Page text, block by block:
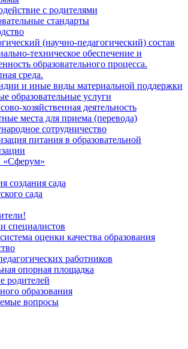
с родителями
стандарты
(научно-педагогический) состав
техническое обеспечение и
образовательного процесса.
среда.
и иные виды материальной поддержки
образовательные услуги
хозяйственная деятельность
места для приема (перевода)
сотрудничество
питания в образовательной
создания сада
сада
специалистов
оценки качества образования
работников
опорная площадка
родителей
образования
вопросы